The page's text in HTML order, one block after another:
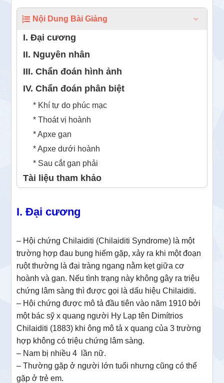
Nội Dung Bài Giảng
I. Đại cương
II. Nguyên nhân
III. Chẩn đoán hình ảnh
IV. Chẩn đoán phân biệt
* Khí tự do phúc mạc
* Thoát vị hoành
* Apxe gan
* Apxe dưới hoành
* Sau cắt gan phải
Tài liệu tham khảo
I. Đại cương
– Hội chứng Chilaiditi (Chilaiditi Syndrome) là một
trường hợp đau bụng hiếm gặp, xảy ra khi một đoạn
ruột thường là đại tràng ngang nằm kẹt giữa cơ
hoành và gan. Nếu tình trạng này không gây ra triệu
chứng lâm sàng thì được gọi là dấu hiệu Chilaiditi.
– Hội chứng được mô tả đầu tiên vào năm 1910 bởi
một bác sỹ x quang người Hy Lạp tên Dimítrios
Chilaiditi (1883) khi ông mô tả x quang của 3 trường
hợp không có triệu chứng lâm sàng.
– Nam bị nhiều 4 lần nữ.
– Thường gặp ở người lớn tuổi nhưng cũng có thể
gặp ở trẻ em.